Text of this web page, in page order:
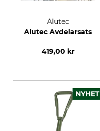
Alutec
Alutec Avdelarsats
419,00 kr
NYHET